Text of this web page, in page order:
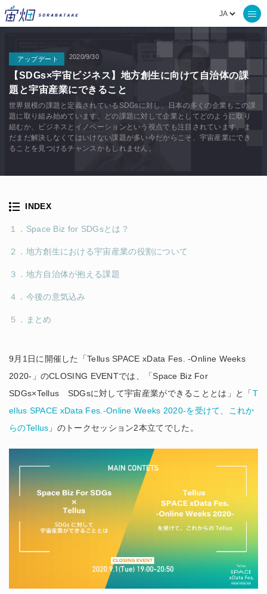
アップデート 2020/9/30
【SDGs×宇宙ビジネス】地方創生に向けて自治体の課
題と宇宙産業にできること
世界規模の課題と定義されているSDGsに対し、日本の多くの企業もこの課
題に取り組み始めています。どの課題に対して企業としてどのように取り
組むか、ビジネスとイノベーションという視点でも注目されています。ま
だまだ解決しなくてはいけない課題が多い今だからこそ、宇宙産業にでき
ることを見つけるチャンスかもしれません。
9月1日に開催した「Tellus SPACE xData Fes. -Online Weeks
2020-」のCLOSING EVENTでは、「Space Biz For
SDGs×Tellus SDGsに対して宇宙産業ができることとは」と「T
ellus SPACE xData Fes.-Online Weeks 2020-を受けて、これか
らのTellus 」のトークセッション2本立てでした。
INDEX
１．Space Biz for SDGsとは？
２．地方創生における宇宙産業の役割について
３．地方自治体が抱える課題
４．今後の意気込み
５．まとめ